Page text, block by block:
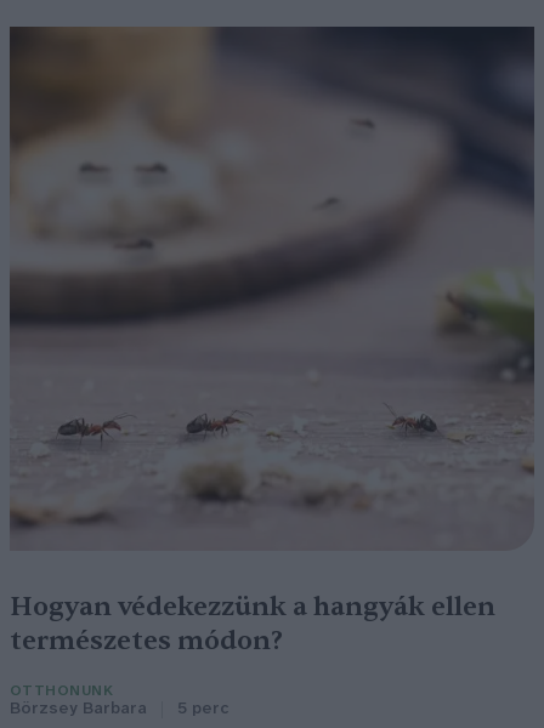
Hogyan védekezzünk a hangyák ellen
természetes módon?
OTTHONUNK
Börzsey Barbara 5 perc